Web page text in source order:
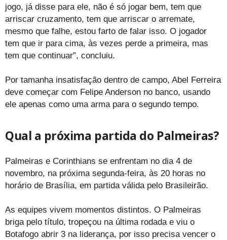
jogo, já disse para ele, não é só jogar bem, tem que
arriscar cruzamento, tem que arriscar o arremate,
mesmo que falhe, estou farto de falar isso. O jogador
tem que ir para cima, às vezes perde a primeira, mas
tem que continuar”, concluiu.
Por tamanha insatisfação dentro de campo, Abel Ferreira
deve começar com Felipe Anderson no banco, usando
ele apenas como uma arma para o segundo tempo.
Qual a próxima partida do Palmeiras?
Palmeiras e Corinthians se enfrentam no dia 4 de
novembro, na próxima segunda-feira, às 20 horas no
horário de Brasília, em partida válida pelo Brasileirão.
As equipes vivem momentos distintos. O Palmeiras
briga pelo título, tropeçou na última rodada e viu o
Botafogo abrir 3 na liderança, por isso precisa vencer o